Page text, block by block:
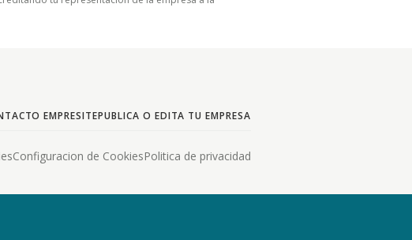
EMPRESITEPUBLICA O EDITA TU EMPRESA
Configuracion de CookiesPolitica de privacidad